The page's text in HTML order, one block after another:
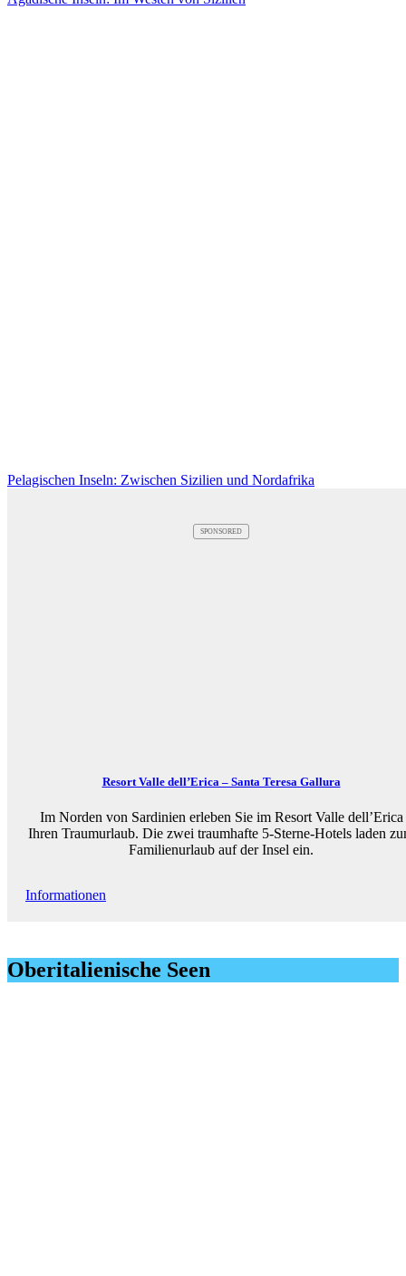
Pelagischen Inseln: Zwischen Sizilien und Nordafrika
SPONSORED
Resort Valle dell’Erica – Santa Teresa Gallura
Im Norden von Sardinien erleben Sie im Resort Valle dell’Erica
Ihren Traumurlaub. Die zwei traumhafte 5-Sterne-Hotels laden
Familienurlaub auf der Insel ein.
Informationen
Oberitalienische Seen